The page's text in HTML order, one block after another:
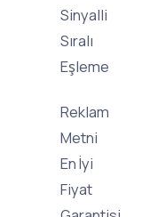
Sinyalli
Sıralı
Eşleme
Reklam
Metni
En İyi
Fiyat